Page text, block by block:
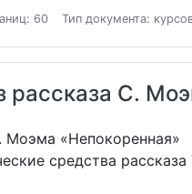
60 Тип документа:
рассказа С.
Моэма «Непокоренная»
средства